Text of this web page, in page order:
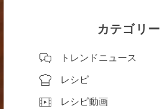
カテゴリー
トレンドニュース
レシピ
レシピ動画